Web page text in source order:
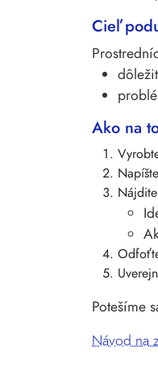
Cieľ
Ako na
Potešíme
Návod na